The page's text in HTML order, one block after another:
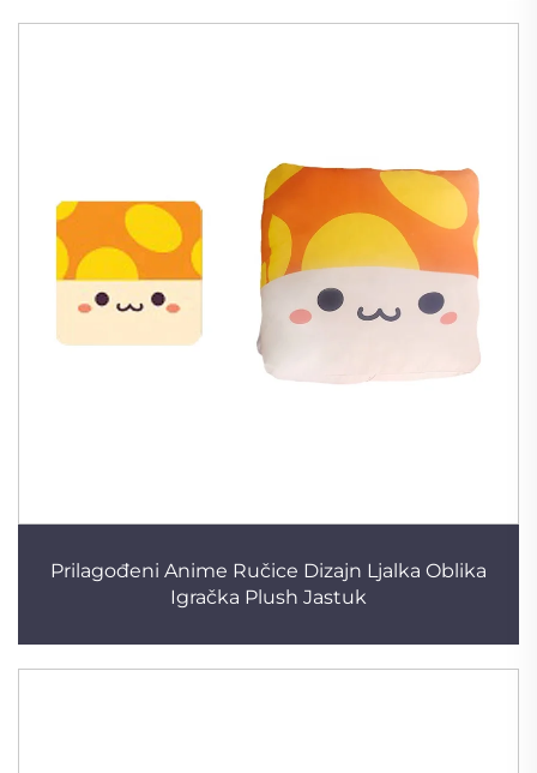
Prilagođeni Anime Ručice Dizajn Ljalka Oblika
Igračka Plush Jastuk